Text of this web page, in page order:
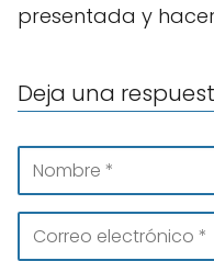
presentada y
Deja una